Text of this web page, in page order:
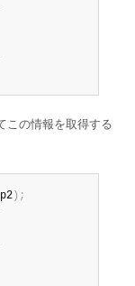
この情報を取得する
p2 ) ;